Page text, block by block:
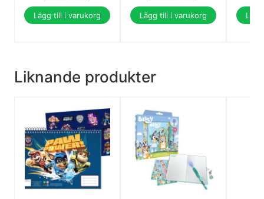
Lägg till i varukorg Lägg till i varukorg
Liknande produkter